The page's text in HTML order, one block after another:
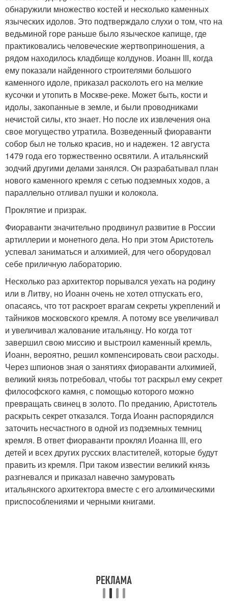
обнаружили множество костей и несколько каменных
языческих идолов. Это подтверждало слухи о том, что на
ведьминой горе раньше было языческое капище, где
практиковались человеческие жертвоприношения, а
рядом находилось кладбище колдунов. Иоанн III, когда
ему показали найденного строителями большого
каменного идоле, приказал расколоть его на мелкие
кусочки и утопить в Москве-реке. Может быть, кости и
идолы, закопанные в земле, и были проводниками
нечистой силы, кто знает. Но после их извлечения она
свое могущество утратила. Возведенный фиораванти
собор был не только красив, но и надежен. 12 августа
1479 года его торжественно освятили. А итальянский
зодчий другими делами занялся. Он разрабатывал план
нового каменного кремля с сетью подземных ходов, а
параллельно отливал пушки и колокола.
Проклятие и призрак.
Фиораванти значительно продвинул развитие в России
артиллерии и монетного дела. Но при этом Аристотель
успевал заниматься и алхимией, для чего оборудовал
себе приличную лабораторию.
Несколько раз архитектор порывался уехать на родину
или в Литву, но Иоанн очень не хотел отпускать его,
опасаясь, что тот раскроет врагам секреты укреплений и
тайников московского кремля. А потому все увеличивал
и увеличивал жалование итальянцу. Но когда тот
завершил свою миссию и выстроил каменный кремль,
Иоанн, вероятно, решил компенсировать свои расходы.
Через шпионов зная о занятиях фиораванти алхимией,
великий князь потребовал, чтобы тот раскрыл ему секрет
философского камня, с помощью которого можно
превращать свинец в золото. По преданию, Аристотель
раскрыть секрет отказался. Тогда Иоанн распорядился
заточить несчастного в одной из подземных темниц
кремля. В ответ фиораванти проклял Иоанна III, его
детей и всех других русских властителей, которые будут
править из кремля. При таком известии великий князь
разгневался и приказал навечно замуровать
итальянского архитектора вместе с его алхимическими
приспособлениями и черными книгами.